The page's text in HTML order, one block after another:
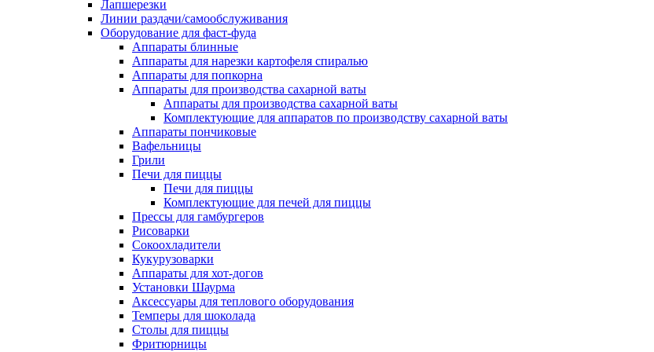
Лапшерезки
Линии раздачи/самообслуживания
Оборудование для фаст-фуда
Аппараты блинные
Аппараты для нарезки картофеля спиралью
Аппараты для попкорна
Аппараты для производства сахарной ваты
Аппараты для производства сахарной ваты
Комплектующие для аппаратов по производству сахарной ваты
Аппараты пончиковые
Вафельницы
Грили
Печи для пиццы
Печи для пиццы
Комплектующие для печей для пиццы
Прессы для гамбургеров
Рисоварки
Сокоохладители
Кукурузоварки
Аппараты для хот-догов
Установки Шаурма
Аксессуары для теплового оборудования
Темперы для шоколада
Столы для пиццы
Фритюрницы